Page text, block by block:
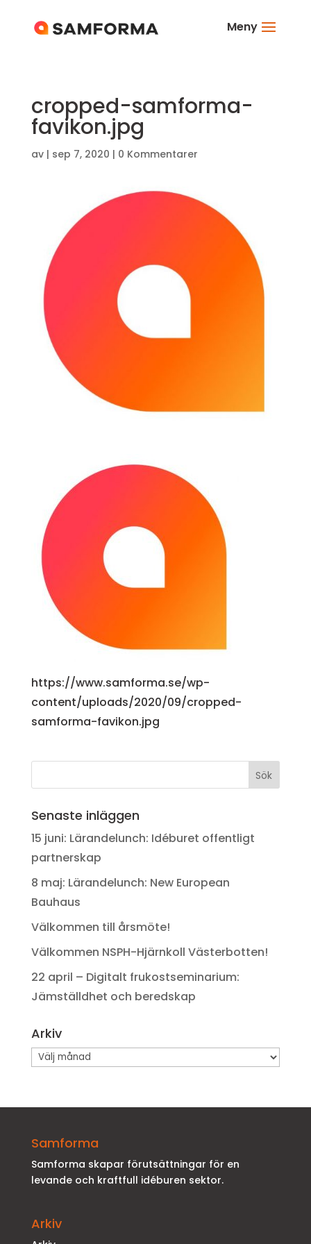
Meny
cropped-samforma-
favikon.jpg
av | sep 7, 2020 | 0 Kommentarer
https://www.samforma.se/wp-
content/uploads/2020/09/cropped-
samforma-favikon.jpg
Senaste inläggen
15 juni: Lärandelunch: Idéburet offentligt
partnerskap
8 maj: Lärandelunch: New European
Bauhaus
Välkommen till årsmöte!
Välkommen NSPH-Hjärnkoll Västerbotten!
22 april – Digitalt frukostseminarium:
Jämställdhet och beredskap
Arkiv
Arkiv
Samforma
Samforma skapar förutsättningar för en
levande och kraftfull idéburen sektor.
Arkiv